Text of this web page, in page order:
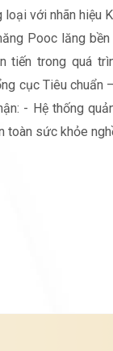
loại với nhãn hiệu
Pooc lăng
tiến trong quá
cục Tiêu
- Hệ thống
sức khỏe